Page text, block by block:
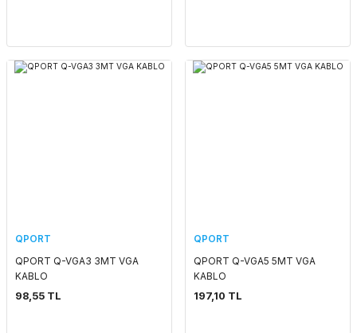
QPORT
QPORT Q-VGA3 3MT VGA
KABLO
98,55 TL
QPORT
QPORT Q-VGA5 5MT VGA
KABLO
197,10 TL